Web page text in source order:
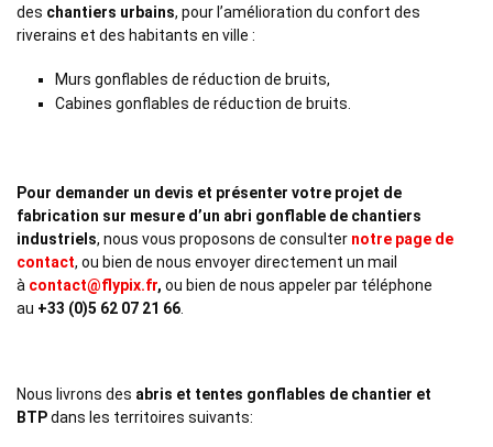
des chantiers urbains, pour l’amélioration du confort des
riverains et des habitants en ville :
Murs gonflables de réduction de bruits,
Cabines gonflables de réduction de bruits.
Pour demander un devis et présenter votre projet de
fabrication sur mesure d’un abri gonflable de chantiers
industriels, nous vous proposons de consulter notre page de
contact, ou bien de nous envoyer directement un mail
à contact@flypix.fr, ou bien de nous appeler par téléphone
au +33 (0)5 62 07 21 66
Nous livrons des abris et tentes gonflables de chantier et
BTPdans les territoires suivants: